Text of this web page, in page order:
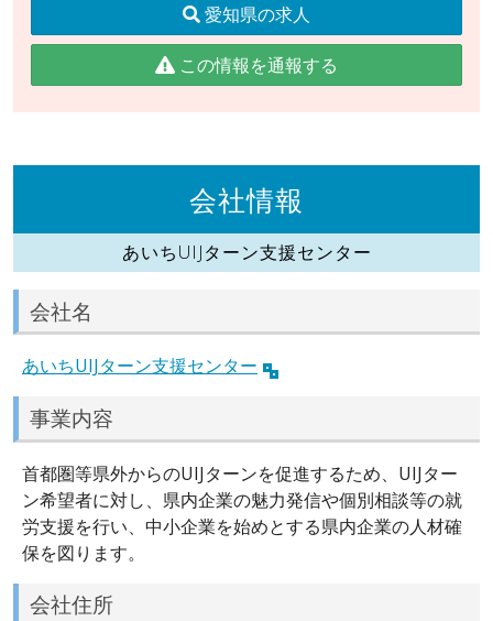
愛知県の求人
この情報を通報する
会社情報
あいちUIJターン支援センター
会社名
あいちUIJターン支援センター
事業内容
首都圏等県外からのUIJターンを促進するため、UIJター
ン希望者に対し、県内企業の魅力発信や個別相談等の就
労支援を行い、中小企業を始めとする県内企業の人材確
保を図ります。
会社住所